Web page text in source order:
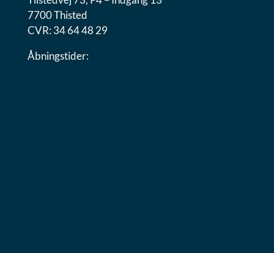
7700 Thisted
CVR: 34 64 48 29
Åbningstider: